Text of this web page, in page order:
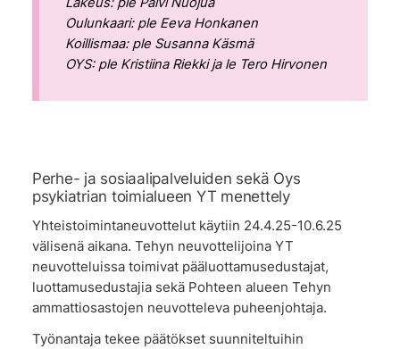
Oulunkaari: ple Eeva Honkanen
Koillismaa: ple Susanna Käsmä
OYS: ple Kristiina Riekki ja le Tero Hirvonen
Perhe- ja sosiaalipalveluiden sekä Oys
psykiatrian toimialueen YT menettely
Yhteistoimintaneuvottelut käytiin 24.4.25-10.6.25
välisenä aikana. Tehyn neuvottelijoina YT
neuvotteluissa toimivat pääluottamusedustajat,
luottamusedustajia sekä Pohteen alueen Tehyn
ammattiosastojen neuvotteleva puheenjohtaja.
Työnantaja tekee päätökset suunniteltuihin